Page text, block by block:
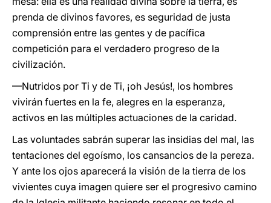
prenda de divinos favores, es seguridad de justa
comprensión entre las gentes y de pacífica
competición para el verdadero progreso de la
civilización.
—Nutridos por Ti y de Ti, ¡oh Jesús!, los hombres
vivirán fuertes en la fe, alegres en la esperanza,
activos en las múltiples actuaciones de la caridad.
Las voluntades sabrán superar las insidias del mal, las
tentaciones del egoísmo, los cansancios de la pereza.
Y ante los ojos aparecerá la visión de la tierra de los
vivientes cuya imagen quiere ser el progresivo camino